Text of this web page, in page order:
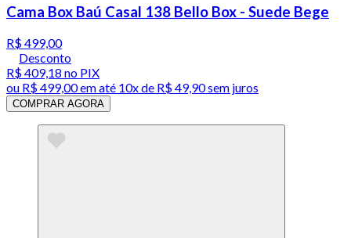
Cama Box Baú Casal 138 Bello Box - Suede Bege
R$ 499,00
Desconto
R$ 409,18 no PIX
ou R$ 499,00em até 10x de R$ 49,90 sem juros
COMPRAR AGORA